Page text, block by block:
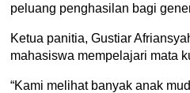
peluang penghasilan bagi
Ketua panitia, Gustiar
mahasiswa mempelajari mata
“Kami melihat banyak anak